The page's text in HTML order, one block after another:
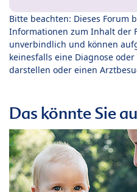
Bitte beachten: Dieses Forum
Informationen zum Inhalt der
unverbindlich und können
keinesfalls eine Diagnose
darstellen oder einen
Das könnte Sie